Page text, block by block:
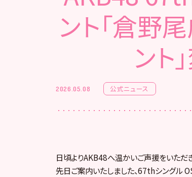
ント「倉野
ント
2026.05.08 公式ニュース
日頃よりAKB48へ温かいご声援をいただき
先日ご案内いたしました、67thシングル